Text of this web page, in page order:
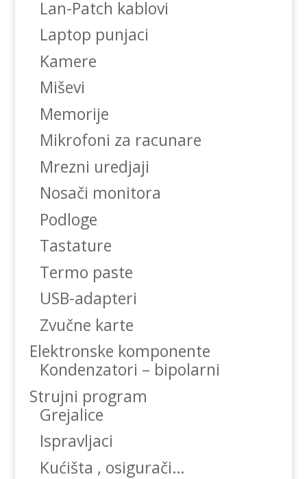
Lan-Patch kablovi
Laptop punjaci
Kamere
Miševi
Memorije
Mikrofoni za racunare
Mrezni uredjaji
Nosači monitora
Podloge
Tastature
Termo paste
USB-adapteri
Zvučne karte
Elektronske komponente
Kondenzatori – bipolarni
Strujni program
Grejalice
Ispravljaci
Kućišta , osigurači…